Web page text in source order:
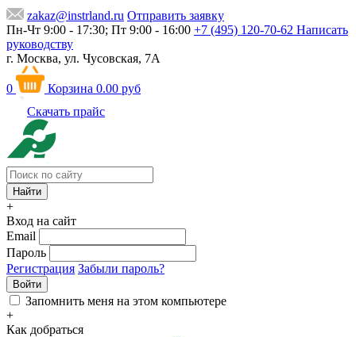
zakaz@instrland.ru Отправить заявку
Пн-Чт 9:00 - 17:30; Пт 9:00 - 16:00 +7 (495) 120-70-62 Написать
руководству
г. Москва, ул. Чусовская, 7А
0 Корзина 0.00 руб
Скачать прайс
+
Вход на сайт
Email
Пароль
Регистрация Забыли пароль?
Войти
Запомнить меня на этом компьютере
+
Как добраться